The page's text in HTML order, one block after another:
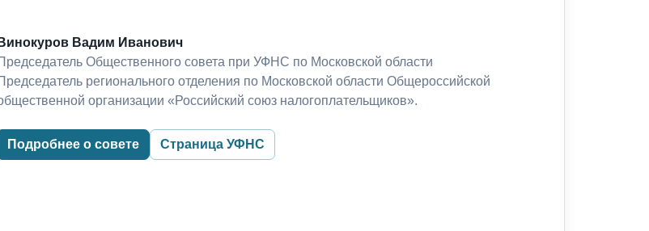
Винокуров Вадим Иванович
Общественного совета при УФНС по Московской области
регионального отделения по Московской области Общероссийской
организации «Российский союз налогоплательщиков».
Подробнее о совете Страница УФНС